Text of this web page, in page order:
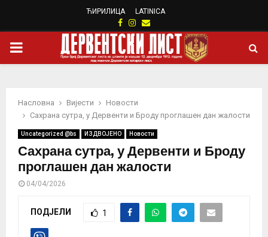
ЋИРИЛИЦА LATINICA
Facebook
Instagram
Email
PRIMARY
Насловна Вијести
Новости
Сахрана сутра, у Дервенти и Броду проглашен дан жалости
Uncategorized @bs ИЗДВОЈЕНО Новости
Сахрана сутра, у Дервенти и Броду
проглашен дан жалости
04/04/2026
ПОДЈЕЛИ 1